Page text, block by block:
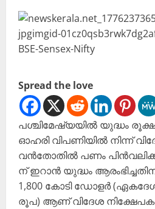
Spread the love
പശ്ചിമേഷ്യയില്‍ യുദ്ധം
ഓഹരി വിപണിയില്‍ നിന്ന്
വന്‍തോതില്‍ പണം
ന് ഇറാന്‍ യുദ്ധം
1,800 കോടി ഡോളര്‍
രൂപ) ആണ് വിദേശ